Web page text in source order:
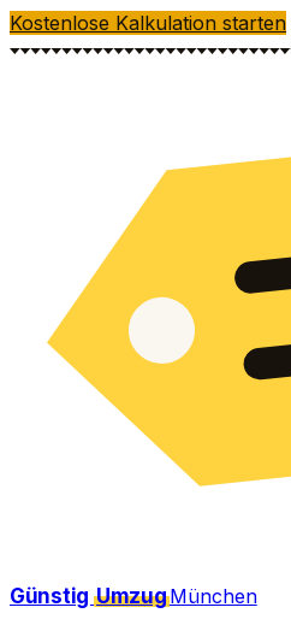
Kostenlose Kalkulation starten
Günstig UmzugMünchen